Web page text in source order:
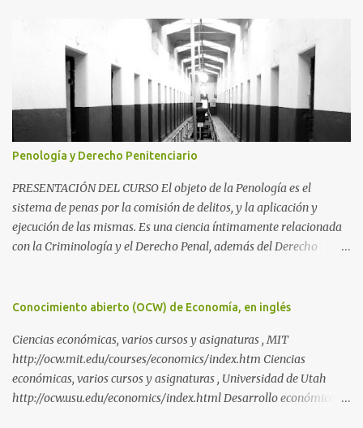
Penología y Derecho Penitenciario
PRESENTACIÓN DEL CURSO El objeto de la Penología es el
sistema de penas por la comisión de delitos, y la aplicación y
ejecución de las mismas. Es una ciencia íntimamente relacionada
con la Criminología y el Derecho Penal, además del Derecho
como prevención de los delitos y salvaguarda de los principios de
propiamente dicho, es una de las tres partes de la Ciencia Penal,
junto con la parte general (Criminología) y el Derecho Procesal
Penal. Si la parte general se ocupa del delito en sí y la parte
especial de su proceso, la Penología, de todo lo asociado a las
Conocimiento abierto (OCW) de Economía, en inglés
Ciencias económicas, varios cursos y asignaturas , MIT
http://ocw.mit.edu/courses/economics/index.htm Ciencias
económicas, varios cursos y asignaturas , Universidad de Utah
http://ocw.usu.edu/economics/index.html Desarrollo económico y